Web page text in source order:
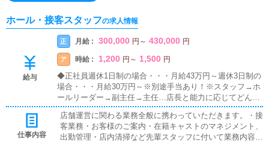
ホール・接客スタッフの求人情報
給与
正 月給 : 300,000 円 ～ 430,000 円
ア 時給 : 1,200 円 ～ 1,500 円
◆正社員週休1日制の場合・・・月給43万円～週休3日制の
場合・・・月給30万円～※別途手当あり！※スタッフ→ホ
ールリーダー→副主任→主任…店長と能力に応じてどんど
ん昇給昇格していきます。◆売上達成金支給あり◆アルバ
イト時給1,200円以上アルバイトさんでも能力に応じて随
時昇給あります。
仕事内容
店舗運営に関わる業務全般に携わっていただきます。・接
客業務・お客様のご案内・在籍キャストのマネジメント、
出勤管理・店内清掃など先輩スタッフに付いて業務内容を